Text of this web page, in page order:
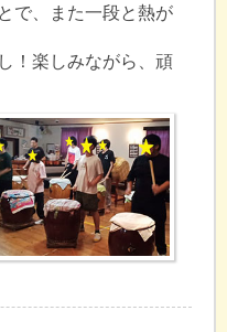
で、また一段と熱が
！楽しみながら、頑